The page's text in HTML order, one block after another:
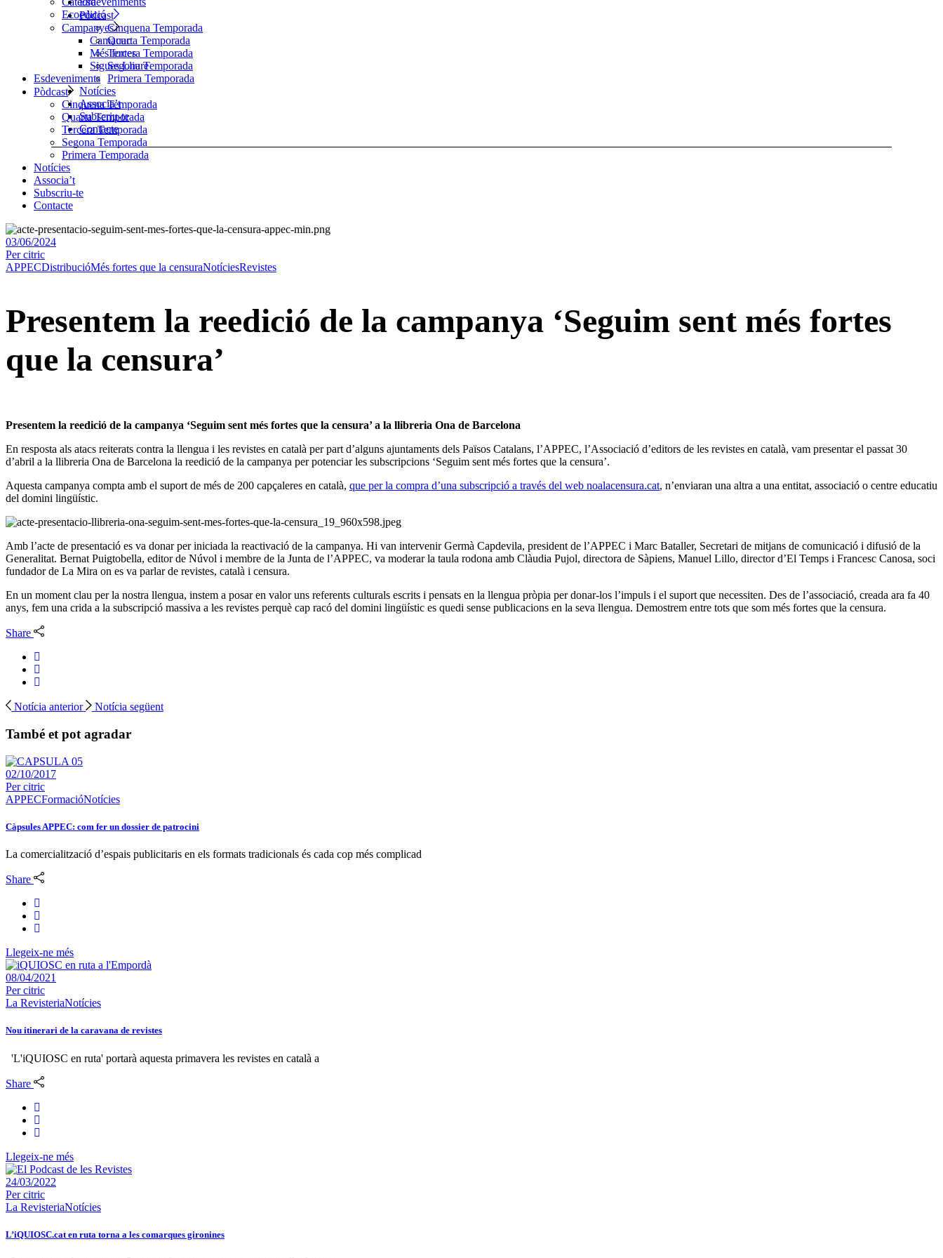
Pòdcast
Cinquena Temporada
Quarta Temporada
Tercera Temporada
Segona Temporada
Primera Temporada
Notícies
Associa’t
Subscriu-te
Contacte
Ecoedició
Campanyes
Camacuc
Més fortes
Sigues Lliure
Esdeveniments
Pòdcast
Cinquena Temporada
Quarta Temporada
Tercera Temporada
Segona Temporada
Primera Temporada
Notícies
Associa’t
Subscriu-te
Contacte
03/06/2024
Percitric
APPECDistribucióMés fortes que la censuraNotíciesRevistes
Presentem la reedició de la campanya ‘Seguim sent més fortes
que la censura’
Presentem la reedició de la campanya ‘Seguim sent més fortes que la censura’ a la llibreria Ona de Barcelona
En resposta als atacs reiterats contra la llengua i les revistes en català per part d’alguns ajuntaments dels Països Catalans, l’APPEC, l’Associació d’editors de les revistes en català, vam presentar el passat 30
d’abril a la llibreria Ona de Barcelona la reedició de la campanya per potenciar les subscripcions ‘Seguim sent més fortes que la censura’.
Aquesta campanya compta amb el suport de més de 200 capçaleres en català, que per la compra d’una subscripció a través del web noalacensura.cat, n’enviaran una altra a una entitat, associació o centre educatiu
del domini lingüístic.
Amb l’acte de presentació es va donar per iniciada la reactivació de la campanya. Hi van intervenir Germà Capdevila, president de l’APPEC i Marc Bataller, Secretari de mitjans de comunicació i difusió de la
Generalitat. Bernat Puigtobella, editor de Núvol i membre de la Junta de l’APPEC, va moderar la taula rodona amb Clàudia Pujol, directora de Sàpiens, Manuel Lillo, director d’El Temps i Francesc Canosa, soci
fundador de La Mira on es va parlar de revistes, català i censura.
En un moment clau per la nostra llengua, instem a posar en valor uns referents culturals escrits i pensats en la llengua pròpia per donar-los l’impuls i el suport que necessiten. Des de l’associació, creada ara fa 40
anys, fem una crida a la subscripció massiva a les revistes perquè cap racó del domini lingüístic es quedi sense publicacions en la seva llengua. Demostrem entre tots que som més fortes que la censura.
Share
Notícia anterior Notícia següent
També et pot agradar
02/10/2017
Percitric
APPECFormacióNotícies
Càpsules APPEC: com fer un dossier de patrocini
La comercialització d’espais publicitaris en els formats tradicionals és cada cop més complicad
Share
Llegeix-ne més
08/04/2021
Percitric
La RevisteriaNotícies
Nou itinerari de la caravana de revistes
'L'iQUIOSC en ruta' portarà aquesta primavera les revistes en català a
Share
Llegeix-ne més
24/03/2022
Percitric
La RevisteriaNotícies
L’iQUIOSC.cat en ruta torna a les comarques gironines